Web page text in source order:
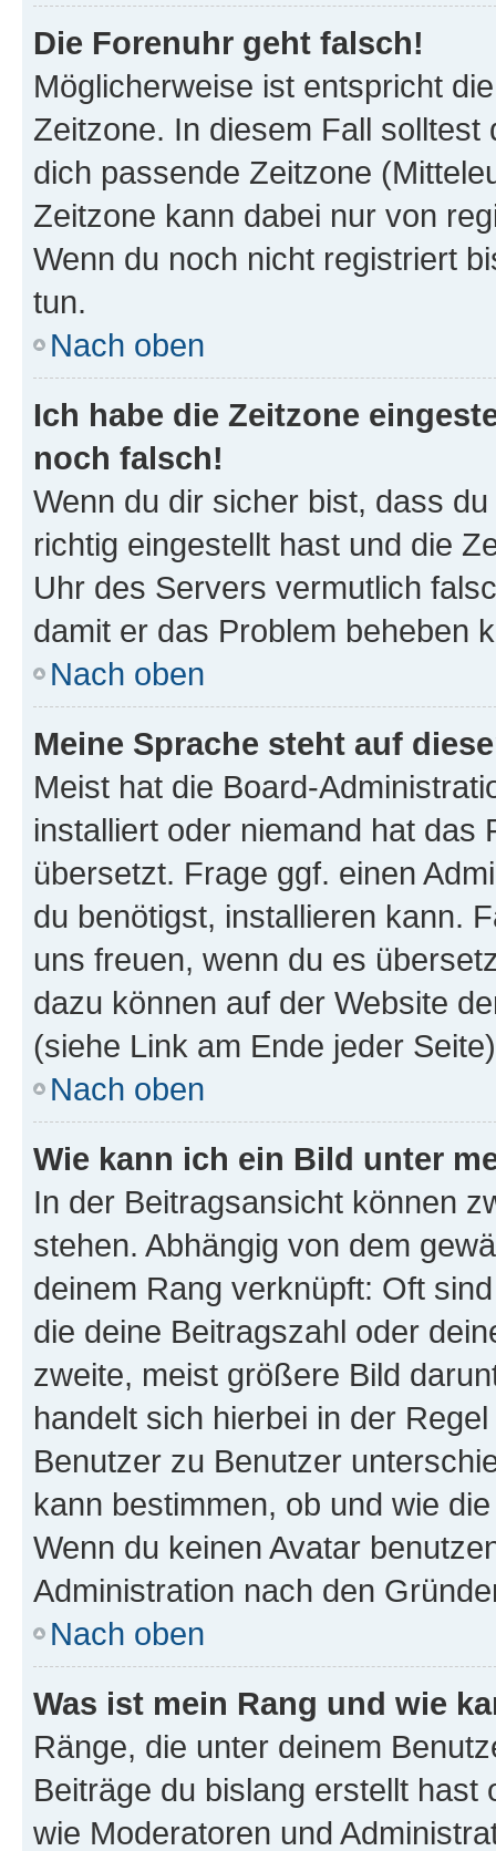
Die Forenuhr geht falsch!
Möglicherweise ist entspricht
Zeitzone. In diesem Fall solltest
dich passende Zeitzone
Zeitzone kann dabei nur von
Wenn du noch nicht registriert
tun.
Nach oben
Ich habe die Zeitzone
noch falsch!
Wenn du dir sicher bist, dass
richtig eingestellt hast und die
Uhr des Servers vermutlich
damit er das Problem beheben
Nach oben
Meine Sprache steht auf
Meist hat die Board-
installiert oder niemand hat das
übersetzt. Frage ggf. einen
du benötigst, installieren kann.
uns freuen, wenn du es
dazu können auf der Website
(siehe Link am Ende jeder
Nach oben
Wie kann ich ein Bild unter
In der Beitragsansicht können
stehen. Abhängig von dem
deinem Rang verknüpft: Oft
die deine Beitragszahl oder
zweite, meist größere Bild
handelt sich hierbei in der
Benutzer zu Benutzer
kann bestimmen, ob und wie
Wenn du keinen Avatar
Administration nach den
Nach oben
Was ist mein Rang und wie
Ränge, die unter deinem
Beiträge du bislang erstellt
wie Moderatoren und